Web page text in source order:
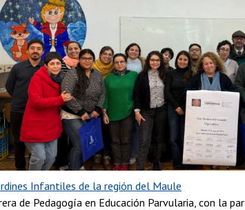
Infantiles de la región del Maule
de Pedagogía en Educación Parvularia, con la